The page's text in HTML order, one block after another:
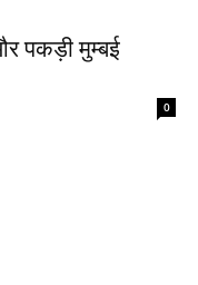
पकड़ी मुम्‍बई
0